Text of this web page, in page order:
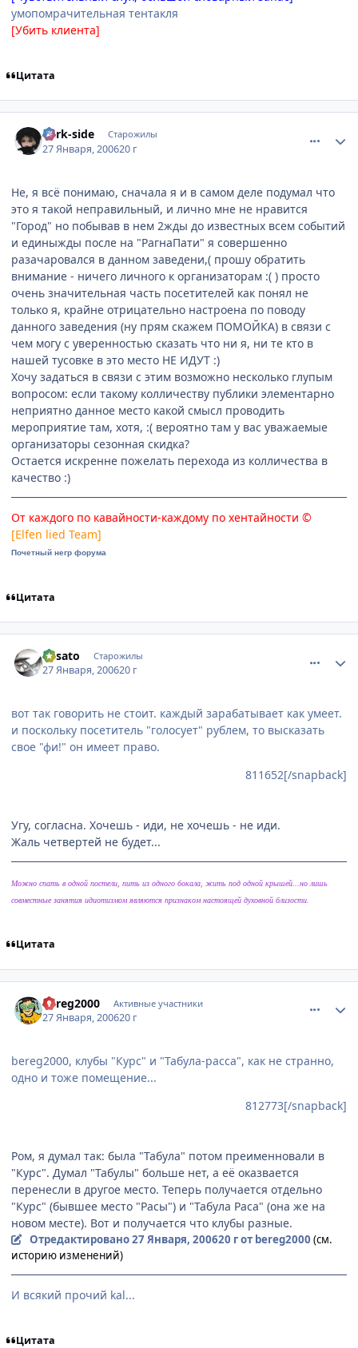
умопомрачительная тентакля
[Убить клиента]
Цитата
dark-side Старожилы
27 Января, 200620 г
Не, я всё понимаю, сначала я и в самом деле подумал что
это я такой неправильный, и лично мне не нравится
"Город" но побывав в нем 2жды до известных всем событий
и единыжды после на "РагнаПати" я совершенно
разачаровался в данном заведени,( прошу обратить
внимание - ничего личного к организаторам :( ) просто
очень значительная часть посетителей как понял не
только я, крайне отрицательно настроена по поводу
данного заведения (ну прям скажем ПОМОЙКА) в связи с
чем могу с уверенностью сказать что ни я, ни те кто в
нашей тусовке в это место НЕ ИДУТ :)
Хочу задаться в связи с этим возможно несколько глупым
вопросом: если такому колличеству публики элементарно
неприятно данное место какой смысл проводить
мероприятие там, хотя, :( вероятно там у вас уважаемые
организаторы сезонная скидка?
Остается искренне пожелать перехода из колличества в
качество :)
От каждого по кавайности-каждому по хентайности ©
[Elfen lied Team]
Почетный негр форума
Цитата
Misato Старожилы
27 Января, 200620 г
вот так говорить не стоит. каждый зарабатывает как умеет.
и поскольку посетитель "голосует" рублем, то высказать
свое "фи!" он имеет право.
811652[/snapback]
Угу, согласна. Хочешь - иди, не хочешь - не иди.
Жаль четвертей не будет...
Можно спать в одной постели, пить из одного бокала, жить под одной крышей...но лишь
совместные занятия идиотизмом являются признаком настоящей духовной близости.
Цитата
bereg2000 Активные участники
27 Января, 200620 г
bereg2000, клубы "Курс" и "Табула-расса", как не странно,
одно и тоже помещение...
812773[/snapback]
Ром, я думал так: была "Табула" потом преименновали в
"Курс". Думал "Табулы" больше нет, а её оказвается
перенесли в другое место. Теперь получается отдельно
"Курс" (бывшее место "Расы") и "Табула Раса" (она же на
новом месте). Вот и получается что клубы разные.
Отредактировано27 Января, 200620 гот bereg2000 (см.
историю изменений)
И всякий прочий kal...
Цитата